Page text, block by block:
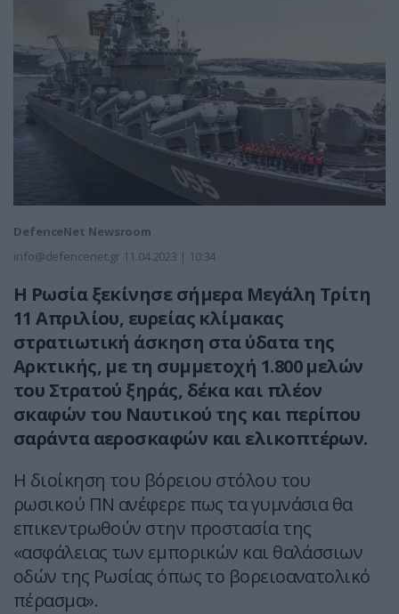
DefenceNet Newsroom
info@defencenet.gr 11.04.2023 | 10:34
Η Ρωσία ξεκίνησε σήμερα Μεγάλη Τρίτη
11 Απριλίου, ευρείας κλίμακας
στρατιωτική άσκηση στα ύδατα της
Αρκτικής, με τη συμμετοχή 1.800 μελών
του Στρατού ξηράς, δέκα και πλέον
σκαφών του Ναυτικού της και περίπου
σαράντα αεροσκαφών και ελικοπτέρων.
Η διοίκηση του βόρειου στόλου του
ρωσικού ΠΝ ανέφερε πως τα γυμνάσια θα
επικεντρωθούν στην προστασία της
«ασφάλειας των εμπορικών και θαλάσσιων
οδών της Ρωσίας όπως το βορειοανατολικό
πέρασμα».